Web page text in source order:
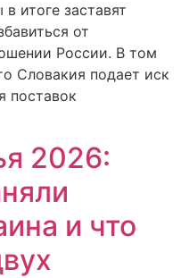
итоге заставят
от
России. В том
Словакия подает иск
поставок
2026:
и что